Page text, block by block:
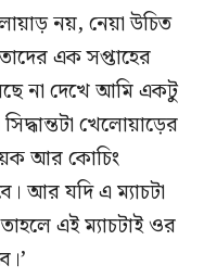
নয়, নেয়া উচিত
এক সপ্তাহের
না দেখে আমি একটু
খেলোয়াড়ের
আর কোচিং
আর যদি এ ম্যাচটা
এই ম্যাচটাই ওর